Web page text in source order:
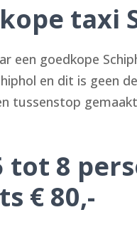
taxi
een goedkope
en dit is geen
tussenstop
tot 8
€ 80,-